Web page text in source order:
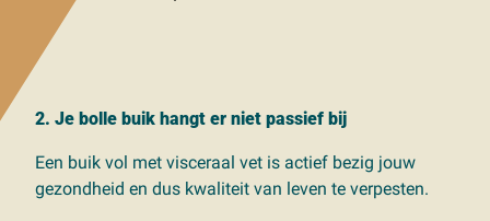
2. Je bolle buik hangt er niet passief bij
Een buik vol met visceraal vet is actief bezig jouw
gezondheid en dus kwaliteit van leven te verpesten.